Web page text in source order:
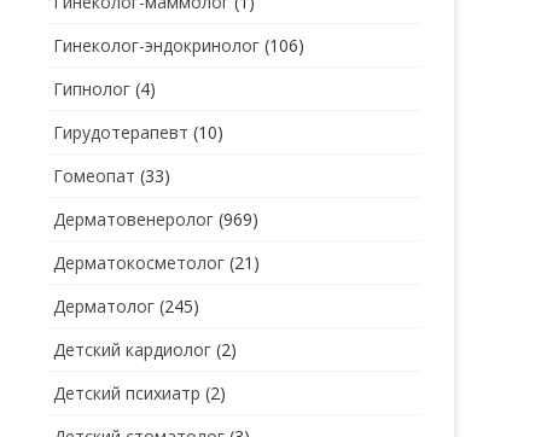
Гинеколог-эндокринолог (106)
Гипнолог (4)
Гирудотерапевт (10)
Гомеопат (33)
Дерматовенеролог (969)
Дерматокосметолог (21)
Дерматолог (245)
Детский кардиолог (2)
Детский психиатр (2)